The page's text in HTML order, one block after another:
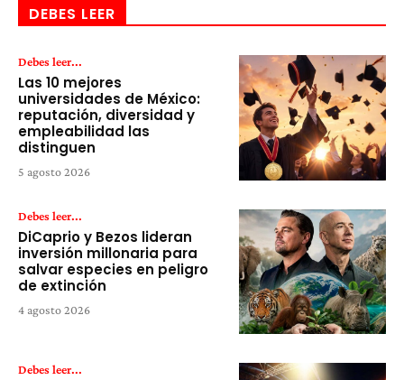
DEBES LEER
Debes leer...
Las 10 mejores
universidades de México:
reputación, diversidad y
empleabilidad las
distinguen
5 agosto 2026
Debes leer...
DiCaprio y Bezos lideran
inversión millonaria para
salvar especies en peligro
de extinción
4 agosto 2026
Debes leer...